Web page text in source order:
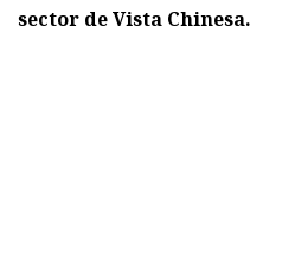
sector de Vista Chinesa.